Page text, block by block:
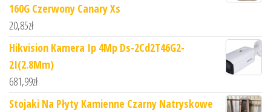
160G Czerwony Canary Xs
20,85zł
Hikvision Kamera Ip 4Mp Ds-2Cd2T46G2-
2I(2.8Mm)
681,99zł
Stojaki Na Płyty Kamienne Czarny Natryskowe